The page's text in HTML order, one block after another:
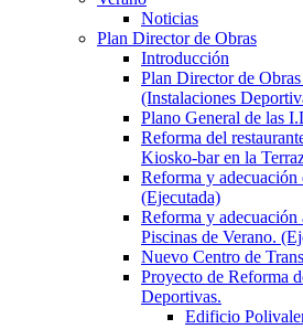
Noticias
Plan Director de Obras
Introducción
Plan Director de
(Instalaciones
Plano General de las
Reforma del
Kiosko-bar en la
Reforma y adecuación
(Ejecutada)
Reforma y adecuación
Piscinas de Verano.
Nuevo Centro de
Proyecto de Reforma
Deportivas.
Edificio